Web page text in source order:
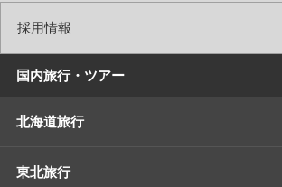
採用情報
国内旅行・ツアー
北海道旅行
東北旅行